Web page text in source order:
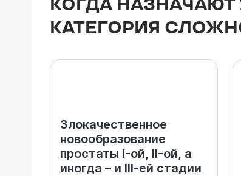
КОГДА
КАТЕГОРИЯ
Злокачественное
новообразование
простаты I-ой, II-ой, а
иногда – и III-ей стадии